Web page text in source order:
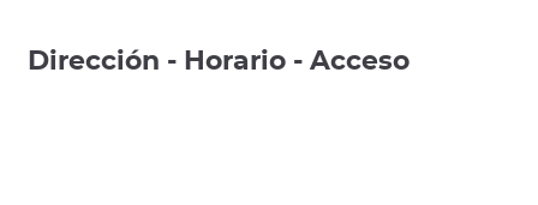
Dirección - Horario - Acceso